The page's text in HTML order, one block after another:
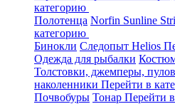
категорию
Полотенца Norfin Sunline
категорию
Бинокли Следопыт Helios
Одежда для рыбалки
Толстовки, джемперы,
наколенники Перейти в
Почвобуры Тонар Перейти